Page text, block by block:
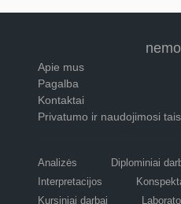
Apie mus
Pagalba
Kontaktai
Privatumo ir naudojimosi
Analizės Diplominiai
Interpretacijos
Kursiniai darbai